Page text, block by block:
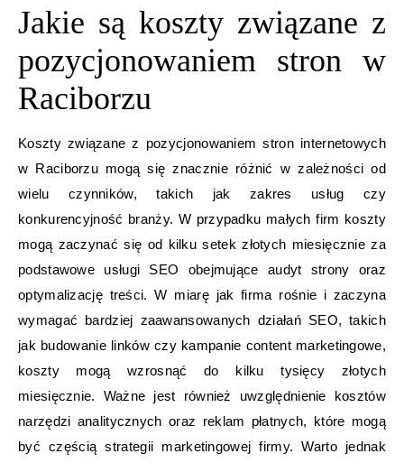
Jakie są koszty związane z
pozycjonowaniem stron w
Raciborzu
Koszty związane z pozycjonowaniem stron internetowych
w Raciborzu mogą się znacznie różnić w zależności od
wielu czynników, takich jak zakres usług czy
konkurencyjność branży. W przypadku małych firm koszty
mogą zaczynać się od kilku setek złotych miesięcznie za
podstawowe usługi SEO obejmujące audyt strony oraz
optymalizację treści. W miarę jak firma rośnie i zaczyna
wymagać bardziej zaawansowanych działań SEO, takich
jak budowanie linków czy kampanie content marketingowe,
koszty mogą wzrosnąć do kilku tysięcy złotych
miesięcznie. Ważne jest również uwzględnienie kosztów
narzędzi analitycznych oraz reklam płatnych, które mogą
być częścią strategii marketingowej firmy. Warto jednak